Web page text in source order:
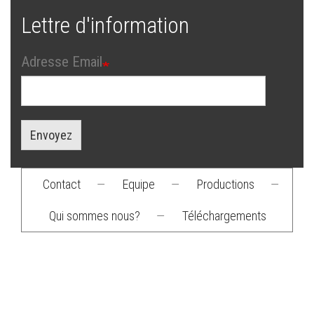
Lettre d'information
Adresse Email
Envoyez
Footer
menu
Contact — Equipe — Productions —
Qui sommes nous? — Téléchargements